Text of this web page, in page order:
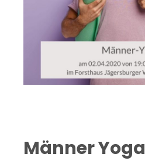
Männer Yoga